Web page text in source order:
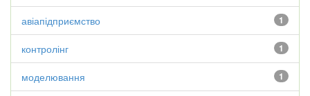
1
авіапідприємство
1
контролінг
1
моделювання